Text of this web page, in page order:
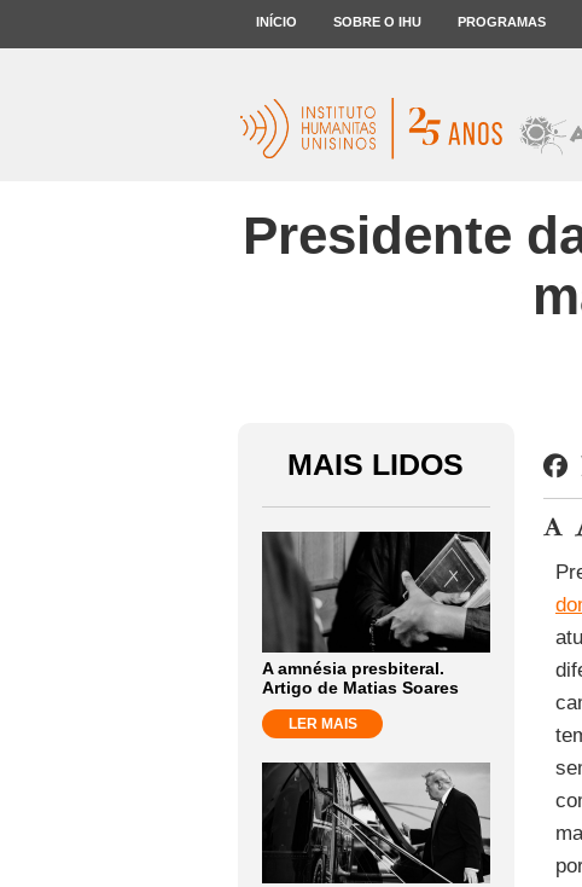
INÍCIO SOBRE O IHU PROGRAMAS
Presidente
MAIS LIDOS
A amnésia presbiteral.
Artigo de Matias Soares
LER MAIS